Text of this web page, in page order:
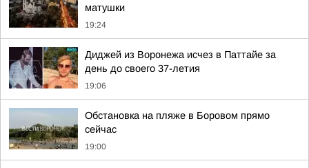
матушки
19:24
Диджей из Воронежа исчез в Паттайе за
день до своего 37-летия
19:06
Обстановка на пляже в Боровом прямо
сейчас
19:00